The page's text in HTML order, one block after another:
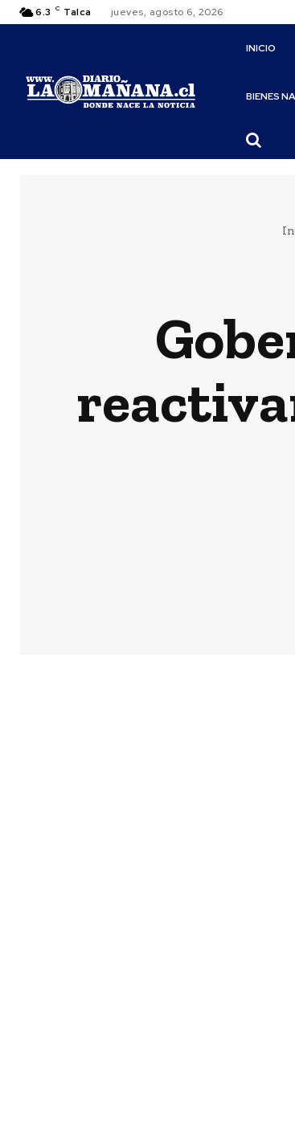
6.3 C Talca jueves, agosto 6, 2026
INICIO
BIENES